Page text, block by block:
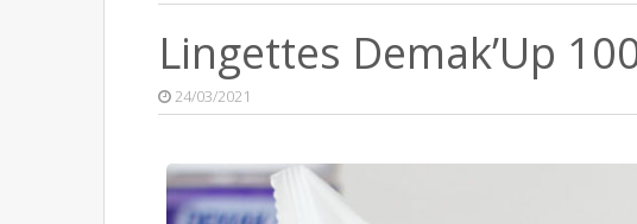
Lingettes Demak’Up
24/03/2021